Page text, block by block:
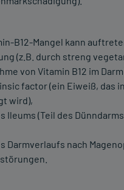
B12-Mangel kann
(z.B. durch streng
von Vitamin B12 im
factor (ein Eiweiß, das
wird),
(Teil des
Darmverlaufs nach